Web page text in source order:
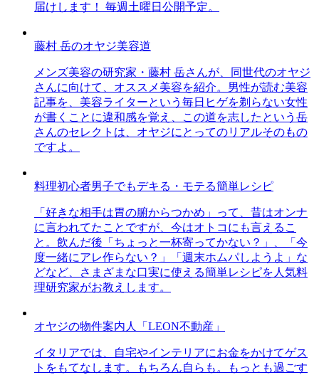
届けします！ 毎週土曜日公開予定。
藤村 岳のオヤジ美容道
メンズ美容の研究家・藤村 岳さんが、同世代のオヤジ
さんに向けて、オススメ美容を紹介。男性が読む美容
記事を、美容ライターという毎日ヒゲを剃らない女性
が書くことに違和感を覚え、この道を志したという岳
さんのセレクトは、オヤジにとってのリアルそのもの
ですよ。
料理初心者男子でもデキる・モテる簡単レシピ
「好きな相手は胃の腑からつかめ」って、昔はオンナ
に言われてたことですが、今はオトコにも言えるこ
と。飲んだ後「ちょっと一杯寄ってかない？」、「今
度一緒にアレ作らない？」「週末ホムパしようよ」な
どなど、さまざまな口実に使える簡単レシピを人気料
理研究家がお教えします。
オヤジの物件案内人「LEON不動産」
イタリアでは、自宅やインテリアにお金をかけてゲス
トをもてなします。もちろん自らも。もっとも過ごす